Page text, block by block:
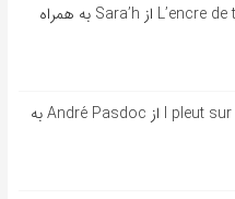
آهنگ فرانسوی L’encre de tes yeux از Sara’h به همراه
آهنگ فرانسوی l pleut sur la route از André Pasdoc به